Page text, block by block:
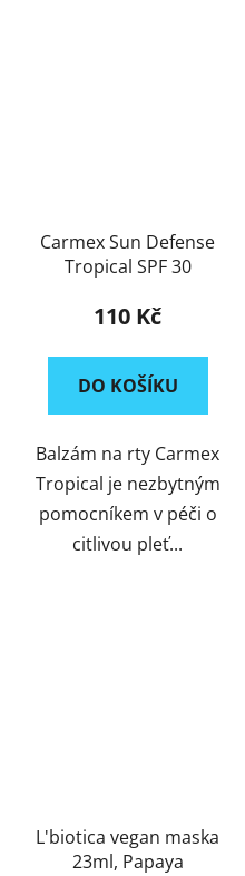
Carmex Sun Defense
Tropical SPF 30
110 Kč
DO KOŠÍKU
Balzám na rty Carmex
Tropical je nezbytným
pomocníkem v péči o
citlivou pleť...
L'biotica vegan maska
23ml, Papaya